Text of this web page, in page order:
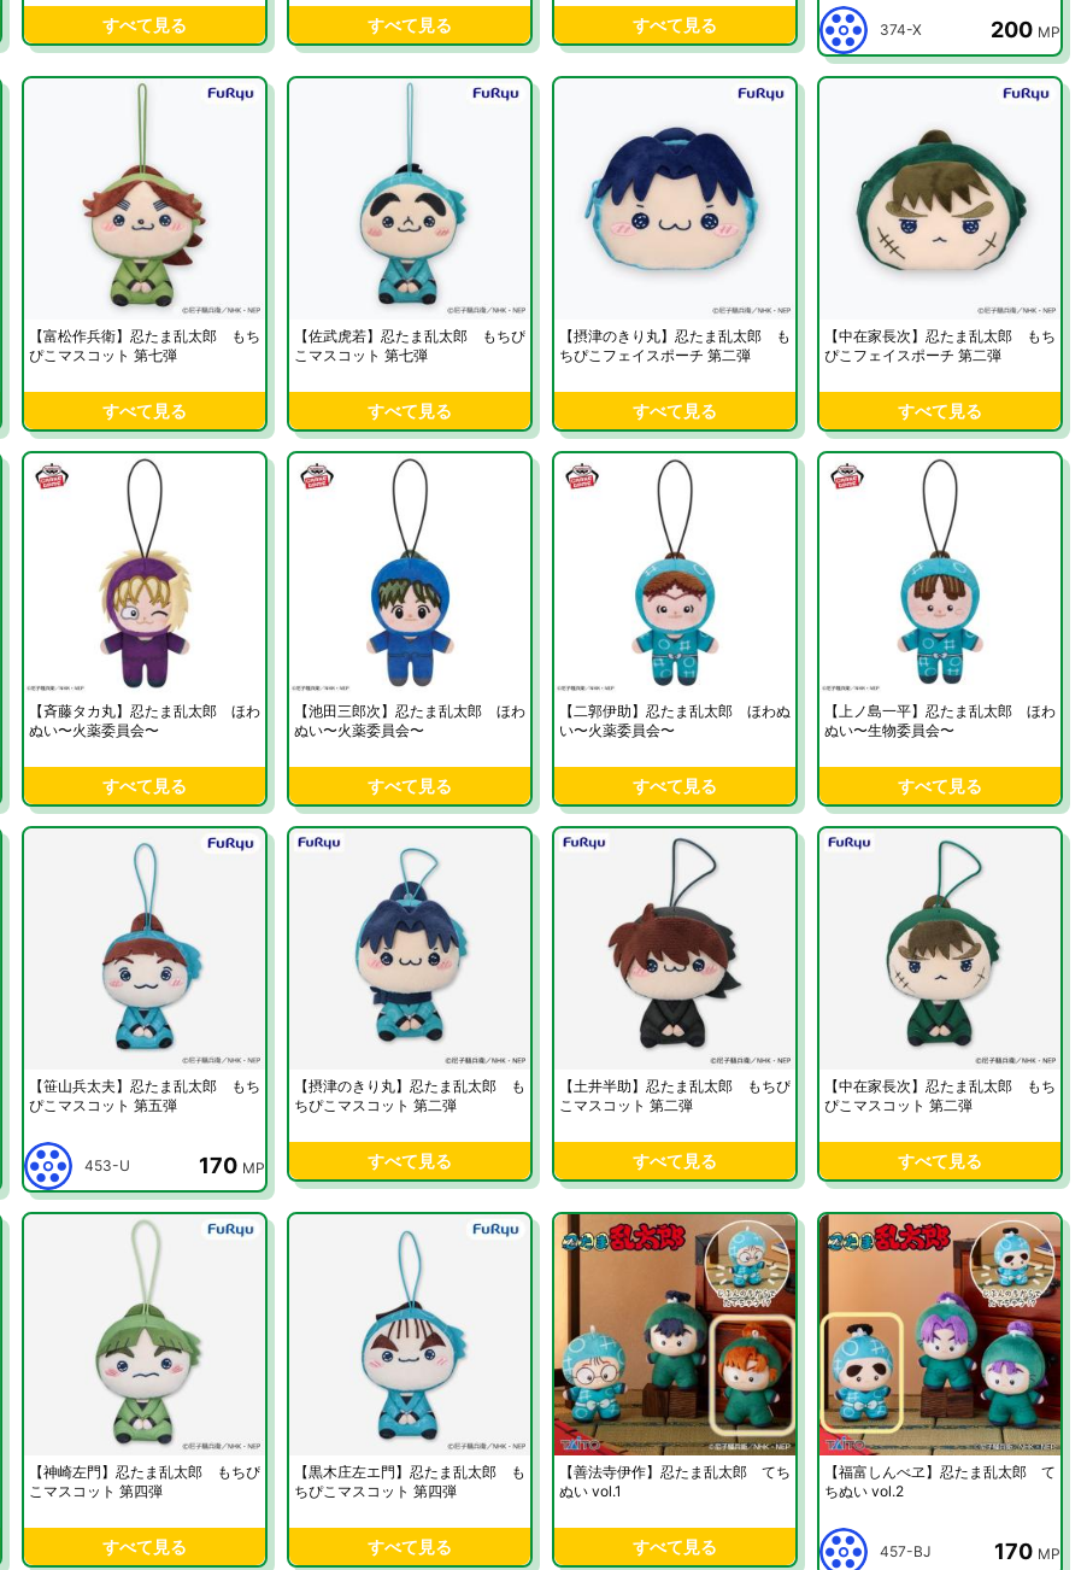
すべて見る すべて見る すべて見る 374-X 200 MP
【富松作兵衛】忍たま乱太郎 もち
ぴこマスコット 第七弾
すべて見る
【佐武虎若】忍たま乱太郎 もちぴ
こマスコット 第七弾
すべて見る
【摂津のきり丸】忍たま乱太郎 も
ちぴこフェイスポーチ 第二弾
すべて見る
【中在家長次】忍たま乱太郎 もち
ぴこフェイスポーチ 第二弾
すべて見る
【斉藤タカ丸】忍たま乱太郎 ほわ
ぬい〜火薬委員会〜
すべて見る
【池田三郎次】忍たま乱太郎 ほわ
ぬい〜火薬委員会〜
すべて見る
【二郭伊助】忍たま乱太郎 ほわぬ
い〜火薬委員会〜
すべて見る
【上ノ島一平】忍たま乱太郎 ほわ
ぬい〜生物委員会〜
すべて見る
【笹山兵太夫】忍たま乱太郎 もち
ぴこマスコット 第五弾
453-U 170 MP
【摂津のきり丸】忍たま乱太郎 も
ちぴこマスコット 第二弾
すべて見る
【土井半助】忍たま乱太郎 もちぴ
こマスコット 第二弾
すべて見る
【中在家長次】忍たま乱太郎 もち
ぴこマスコット 第二弾
すべて見る
【神崎左門】忍たま乱太郎 もちぴ
こマスコット 第四弾
すべて見る
【黒木庄左エ門】忍たま乱太郎 も
ちぴこマスコット 第四弾
すべて見る
【善法寺伊作】忍たま乱太郎 てち
ぬい vol.1
すべて見る
【福富しんべヱ】忍たま乱太郎 て
ちぬい vol.2
457-BJ 170 MP